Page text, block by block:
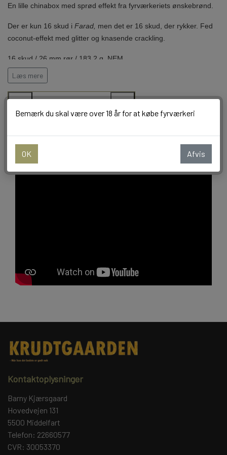
BALLONER
En lille chinabox med sprød effekt fra fyrværkeriets ønskebrønd.
Der er kun 16 skud i Farad, men det er 16 skud, der rykker. Fed
coconut-effekt med glitter og knasende crackling.
16 skud / 26 mm rør / 183,2 g. NEM
Læs mere
− +
Kontaktoplysninger
Barny Kjærsgaard
Hovedvejen 131
5500 Middelfart
Telefon: 22660577
CVR: 30053370
Bemærk du skal være over 18 år for at købe fyrværkeri
OK Afvis